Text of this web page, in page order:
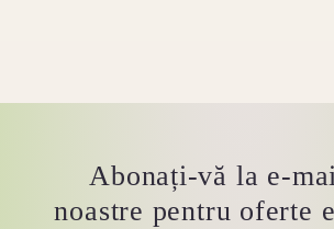
Abonați-vă la e-
noastre pentru oferte